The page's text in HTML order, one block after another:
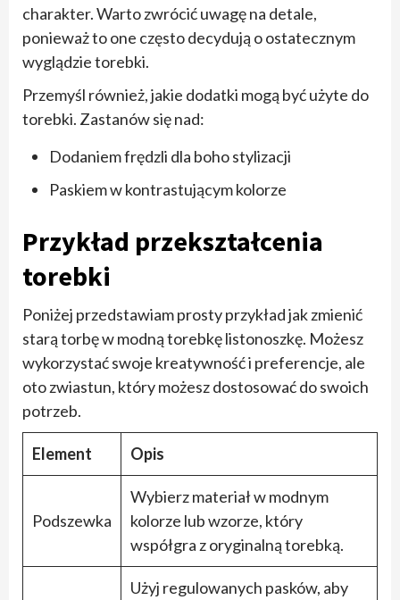
charakter. Warto zwrócić uwagę na detale,
ponieważ to one często decydują o ostatecznym
wyglądzie torebki.
Przemyśl również, jakie dodatki mogą być użyte do
torebki. Zastanów się nad:
Dodaniem frędzli dla boho stylizacji
Paskiem w kontrastującym kolorze
Przykład przekształcenia
torebki
Poniżej przedstawiam prosty przykład jak zmienić
starą torbę w modną torebkę listonoszkę. Możesz
wykorzystać swoje kreatywność i preferencje, ale
oto zwiastun, który możesz dostosować do swoich
potrzeb.
Element Opis
Podszewka
Wybierz materiał w modnym
kolorze lub wzorze, który
współgra z oryginalną torebką.
Użyj regulowanych pasków, aby